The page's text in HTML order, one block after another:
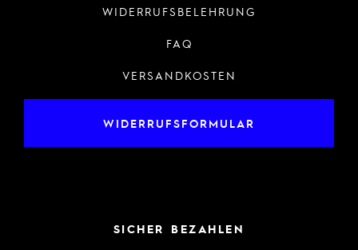
WIDERRUFSBELEHRUNG
FAQ
VERSANDKOSTEN
WIDERRUFSFORMULAR
SICHER BEZAHLEN